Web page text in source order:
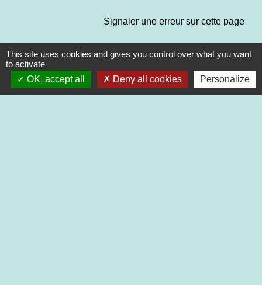
Signaler une erreur sur cette page
Contacts
This site uses cookies and gives you control over what you want
to activate
OK, accept all
Deny all cookies Personalize